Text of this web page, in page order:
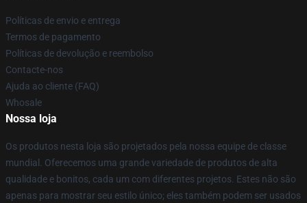
Políticas de envio e entrega
Termos de pagamento
Políticas de devolução e reembolso
Contacte-nos
Ajuda ao cliente (FAQ)
Whosale
Nossa loja
Os produtos nesta loja são projetados pela nossa equipe de classe
mundial. Oferecemos uma grande variedade de produtos de alta
qualidade e bonitos, cada um com diferentes projetos. Estes não são
apenas para mostrar seu estilo único; eles também podem ser usados